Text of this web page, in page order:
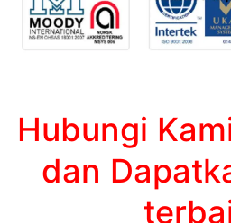
Hubungi
dan